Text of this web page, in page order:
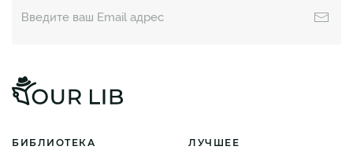
БИБЛИОТЕКА ЛУЧШЕЕ